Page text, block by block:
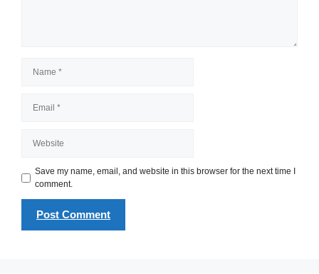
Save my name, email, and website in this browser for the next time I
comment.